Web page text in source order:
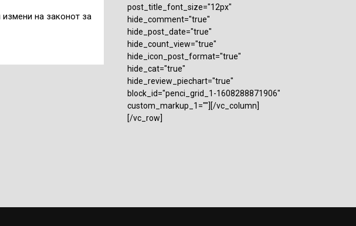
измени на законот за
post_title_font_size="12px"
hide_comment="true"
hide_post_date="true"
hide_count_view="true"
hide_icon_post_format="true"
hide_cat="true"
hide_review_piechart="true"
block_id="penci_grid_1-1608288871906"
custom_markup_1=""][/vc_column]
[/vc_row]